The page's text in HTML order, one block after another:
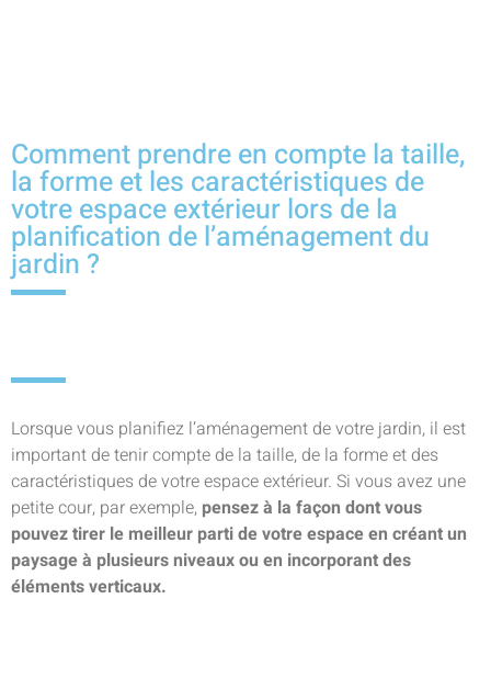
Comment prendre en compte la taille,
la forme et les caractéristiques de
votre espace extérieur lors de la
planification de l’aménagement du
jardin ?
Lorsque vous planifiez l’aménagement de votre jardin, il est
important de tenir compte de la taille, de la forme et des
caractéristiques de votre espace extérieur. Si vous avez une
petite cour, par exemple, pensez à la façon dont vous
pouvez tirer le meilleur parti de votre espace en créant un
paysage à plusieurs niveaux ou en incorporant des
éléments verticaux.